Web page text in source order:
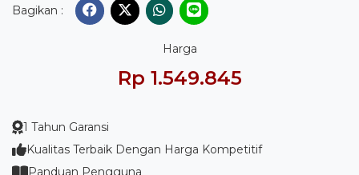
Bagikan :
Harga
Rp 1.549.845
1 Tahun Garansi
Kualitas Terbaik Dengan Harga Kompetitif
Panduan Pengguna